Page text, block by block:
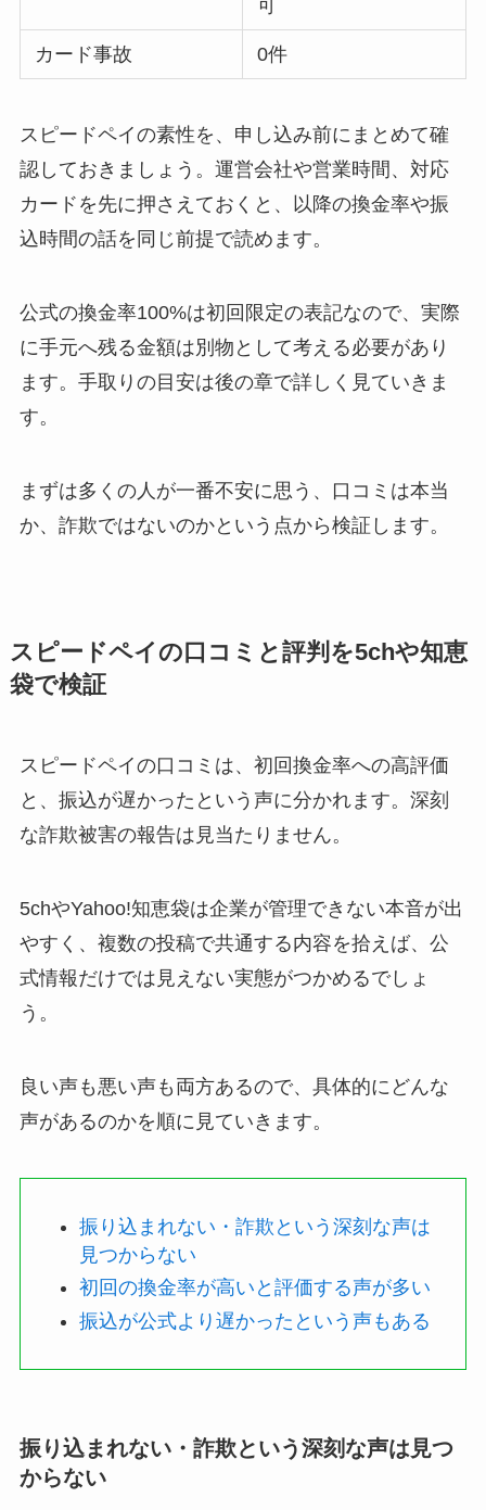
可
カード事故 0件
スピードペイの素性を、申し込み前にまとめて確
認しておきましょう。運営会社や営業時間、対応
カードを先に押さえておくと、以降の換金率や振
込時間の話を同じ前提で読めます。
公式の換金率100%は初回限定の表記なので、実際
に手元へ残る金額は別物として考える必要があり
ます。手取りの目安は後の章で詳しく見ていきま
す。
まずは多くの人が一番不安に思う、口コミは本当
か、詐欺ではないのかという点から検証します。
スピードペイの口コミと評判を5chや知恵
袋で検証
スピードペイの口コミは、初回換金率への高評価
と、振込が遅かったという声に分かれます。深刻
な詐欺被害の報告は見当たりません。
5chやYahoo!知恵袋は企業が管理できない本音が出
やすく、複数の投稿で共通する内容を拾えば、公
式情報だけでは見えない実態がつかめるでしょ
う。
良い声も悪い声も両方あるので、具体的にどんな
声があるのかを順に見ていきます。
振り込まれない・詐欺という深刻な声は
見つからない
初回の換金率が高いと評価する声が多い
振込が公式より遅かったという声もある
振り込まれない・詐欺という深刻な声は見つ
からない